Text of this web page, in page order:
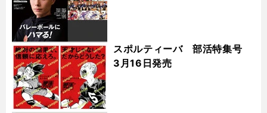
スポルティーバ 部活特集号
3月16日発売